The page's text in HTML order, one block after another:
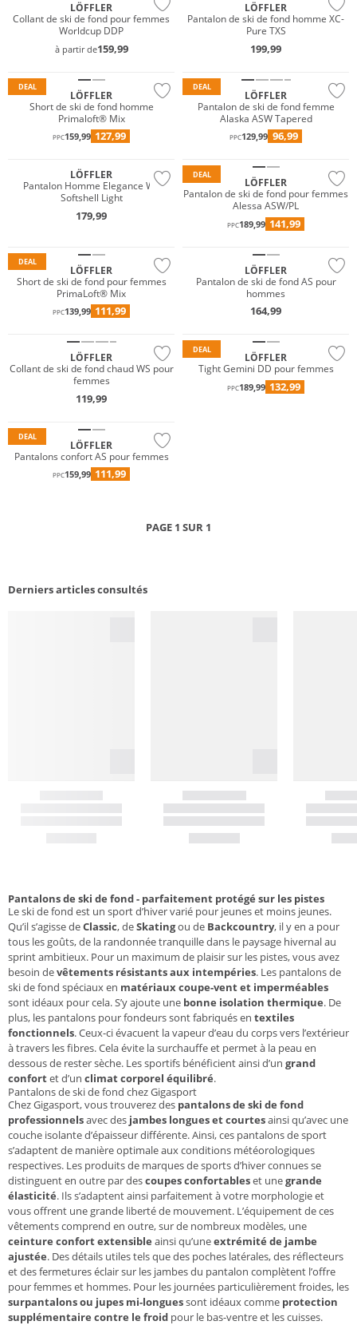
LÖFFLER
Collant de ski de fond pour femmes
Worldcup DDP
à partir de159,99
LÖFFLER
Pantalon de ski de fond homme XC-
Pure TXS
199,99
DEAL
Grandes tailles
LÖFFLER
Short de ski de fond homme
Primaloft® Mix
PPC159,99 127,99
DEAL
LÖFFLER
Pantalon de ski de fond femme
Alaska ASW Tapered
PPC129,99 96,99
Grandes tailles
LÖFFLER
Pantalon Homme Elegance WS
Softshell Light
179,99
DEAL
LÖFFLER
Pantalon de ski de fond pour femmes
Alessa ASW/PL
PPC189,99 141,99
DEAL
Primaloft®
LÖFFLER
Short de ski de fond pour femmes
PrimaLoft® Mix
PPC139,99 111,99
Grandes tailles
LÖFFLER
Pantalon de ski de fond AS pour
hommes
164,99
LÖFFLER
Collant de ski de fond chaud WS pour
femmes
119,99
DEAL
LÖFFLER
Tight Gemini DD pour femmes
PPC189,99 132,99
DEAL
LÖFFLER
Pantalons confort AS pour femmes
PPC159,99 111,99
PAGE 1 SUR 1
Derniers articles consultés
Pantalons de ski de fond - parfaitement protégé sur les pistes
Le ski de fond est un sport d’hiver varié pour jeunes et moins jeunes.
Qu’il s’agisse deClassic, deSkatingou de Backcountry, il y en a pour
tous les goûts, de la randonnée tranquille dans le paysage hivernal au
sprint ambitieux. Pour un maximum de plaisir sur les pistes, vous avez
besoin devêtements résistants aux intempéries. Les pantalons de
ski de fond spéciaux en matériaux coupe-vent et imperméables
sont idéaux pour cela. S’y ajoute une bonne isolation thermique. De
plus, les pantalons pour fondeurs sont fabriqués en textiles
fonctionnels. Ceux-ci évacuent la vapeur d’eau du corps vers l’extérieur
à travers les fibres. Cela évite la surchauffe et permet à la peau en
dessous de rester sèche. Les sportifs bénéficient ainsi d’un grand
confortet d’un climat corporel équilibré.
Pantalons de ski de fond chez Gigasport
Chez Gigasport, vous trouverez des pantalons de ski de fond
professionnelsavec des jambes longues et courtesainsi qu’avec une
couche isolante d’épaisseur différente. Ainsi, ces pantalons de sport
s’adaptent de manière optimale aux conditions météorologiques
respectives. Les produits de marques de sports d’hiver connues se
distinguent en outre par descoupes confortableset unegrande
élasticité. Ils s’adaptent ainsi parfaitement à votre morphologie et
vous offrent une grande liberté de mouvement. L’équipement de ces
vêtements comprend en outre, sur de nombreux modèles, une
ceinture confort extensible ainsi qu’uneextrémité de jambe
ajustée. Des détails utiles tels que des poches latérales, des réflecteurs
et des fermetures éclair sur les jambes du pantalon complètent l’offre
pour femmes et hommes. Pour les journées particulièrement froides, les
surpantalons ou jupes mi-longuessont idéaux comme protection
supplémentaire contre le froid pour le bas-ventre et les cuisses.